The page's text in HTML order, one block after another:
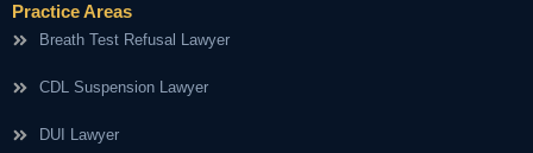
Practice Areas
Breath Test Refusal Lawyer
CDL Suspension Lawyer
DUI Lawyer